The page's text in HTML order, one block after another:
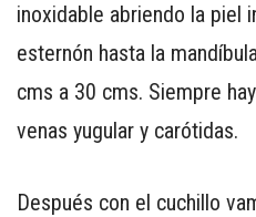
inoxidable abriendo la piel
esternón hasta la
cms a 30 cms. Siempre
venas yugular y carótidas.
Después con el cuchillo